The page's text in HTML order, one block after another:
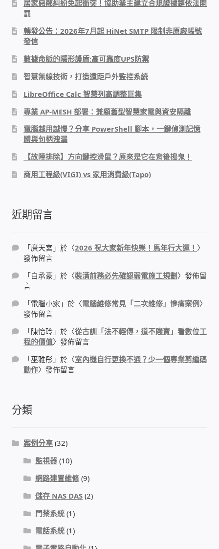
公益贊助、社會貢獻
家庭水電修繕
窗簾 窗飾 丈量安裝
電腦維護合約
飛碟 不斷電 UPS / 穩壓器 AVR
遠距教學、在家辦公
USB隨插即用視訊攝影機
數位廣告看板播放器
電腦 工具 軟體 手冊
OpenMediaVault OMV
NAS到府安裝服務
出租套房出租 網路維護管理 房東免煩惱
WIFI Wi-Fi 無線熱點 無線網路
居家惡鄰糾紛免起衝突！協助業主建立合規證據鏈依法開
罰
轉發公告：2026年7月起 HiNet SMTP 限制非原廠帳號
發信
數據命脈的隱形護盾:高可靠度UPS防禦
智慧無線技術，打造遠距戶外監控系統
LibreOffice Calc 智慧列高調整巨集
專業 AP-MESH 部署：兼顧舊型智慧家電與資安隔離
電腦越用越慢？分享 PowerShell 腳本，一鍵偵測記憶
體與句柄洩漏
【故障排除】方向鍵控滑鼠？原來是它在背後搗鬼！
商用工程級(VIGI) vs 家用消費級(Tapo)
近期留言
「廣天宮 」於〈2026 祝大家新年快樂！馬年行大運！ 〉
發佈留言
「白承豪 」於〈裝潢前務必先確認弱電施工規劃 〉發佈留
言
「電腦小家 」於〈電腦維修常見「二次維修」慘痛案例 〉
發佈留言
「陳怡玲 」於〈從古訓「法不輕傳，道不賤賣」看數位工
程的價值〉發佈留言
「巫雅彤 」於〈室內機自行更換不通？少一個專業剪編碼
動作〉發佈留言
分類
案例分享 (32)
監視器 (10)
網路建置維修 (9)
儲存 NAS DAS (2)
門禁系統 (1)
電話系統 (1)